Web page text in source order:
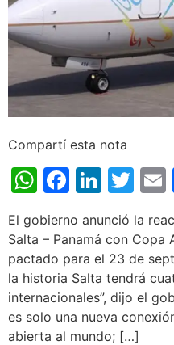
Compartí esta nota
WhatsApp
El gobierno anunció la
Salta – Panamá con Copa
pactado para el 23 de
la historia Salta tendrá
internacionales”, dijo el
es solo una nueva
abierta al mundo; […]